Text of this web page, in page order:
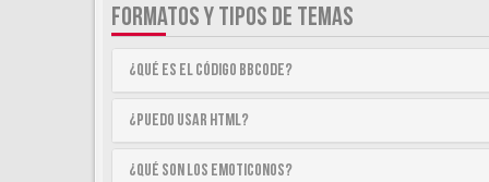
FORMATOS Y TIPOS DE TEMAS
¿Qué es el código BBCode?
¿Puedo usar HTML?
¿Qué son los emoticonos?